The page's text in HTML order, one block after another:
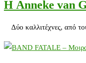
Η Anneke van
Δύο καλλιτέχνες, από